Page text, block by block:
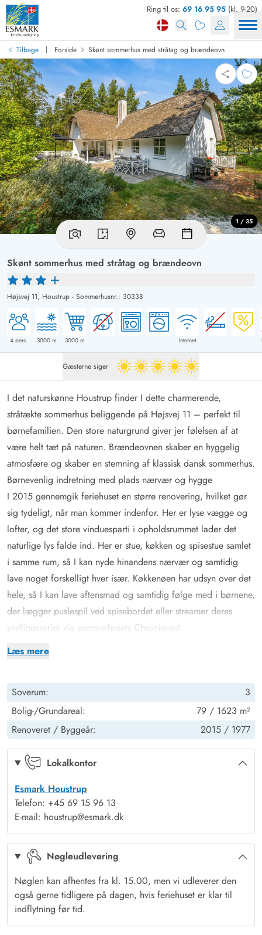
Ring til os: 69 16 95 95 (kl. 9-20)
Tilbage | Forside Skønt sommerhus med stråtag og brændeovn
Skønt sommerhus med stråtag og brændeovn
Højsvej 11, Houstrup - Sommerhusnr.: 30338
4 pers. 3000 m 3000 m Internet
1 / 35
Gæsterne siger 5 ud af 5
Læs mere
I det naturskønne Houstrup finder I dette charmerende,
stråtækte sommerhus beliggende på Højsvej 11 – perfekt til
børnefamilien. Den store naturgrund giver jer følelsen af at
være helt tæt på naturen. Brændeovnen skaber en hyggelig
atmosfære og skaber en stemning af klassisk dansk sommerhus.
Børnevenlig indretning med plads nærvær og hygge
I 2015 gennemgik feriehuset en større renovering, hvilket gør
sig tydeligt, når man kommer indenfor. Her er lyse vægge og
lofter, og det store vinduesparti i opholdsrummet lader det
naturlige lys falde ind. Her er stue, køkken og spisestue samlet
i samme rum, så I kan nyde hinandens nærvær og samtidig
lave noget forskelligt hver især. Køkkenøen har udsyn over det
hele, så I kan lave aftensmad og samtidig følge med i børnene,
der lægger puslespil ved spisebordet eller streamer deres
yndlingsserier via sommerhusets Chromecast.
Her er 3 værelser, hvoraf det ene er udstyret med en
Det tredje værelse har en enkeltseng. Ferieboligens
badeværelse er med gulvvarme, så I ikke skal fryse tæerne.
Den energibesparende varmepumpe får hurtigt og effektivt
opvarmet feriehuset – ved at benytte denne er I gode ved
både miljøet og pengepungen. I opholdsstuen er
de knitrende flammer og falde i staver til synet af den
dansende ild, som skaber en vidunderlig atmosfære. Der er
gulvvarme i hele huset.
Dejlig terrasse omgivet af natur
Den 1623 kvadratmeter store naturgrund er omgivet af høje
træer, så I føler jer midt i naturen. Den store terrasse, der både
byder på muligheder for at sidde overdækket og under åben
himmel, er indrettet med solvogne og parasol, så I kan nyde
en sommerdag her uanset om I foretrækker solen eller
Soverum:
3
Bolig-/Grundareal:
79 / 1623 m²
Renoveret / Byggeår: 2015 / 1977
Lokalkontor
Esmark Houstrup
Telefon: +45 69 15 96 13
E-mail: houstrup@esmark.dk
Nøgleudlevering
Nøglen kan afhentes fra kl. 15.00, men vi udleverer den
også gerne tidligere på dagen, hvis feriehuset er klar til
indflytning før tid.